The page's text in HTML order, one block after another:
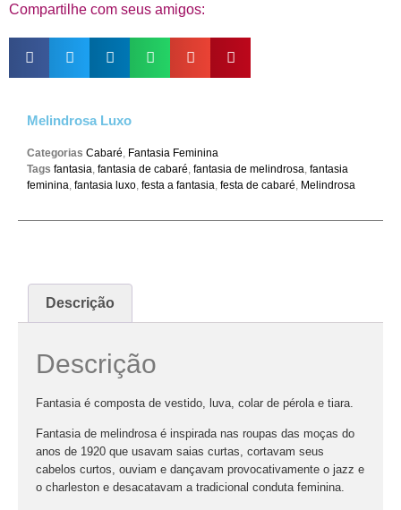
Compartilhe com seus amigos:
Melindrosa Luxo
Categorias Cabaré, Fantasia Feminina
Tags fantasia, fantasia de cabaré, fantasia de melindrosa, fantasia
feminina, fantasia luxo, festa a fantasia, festa de cabaré, Melindrosa
Descrição
Descrição
Fantasia é composta de vestido, luva, colar de pérola e tiara.
Fantasia de melindrosa é inspirada nas roupas das moças do
anos de 1920 que usavam saias curtas, cortavam seus
cabelos curtos, ouviam e dançavam provocativamente o jazz e
o charleston e desacatavam a tradicional conduta feminina.